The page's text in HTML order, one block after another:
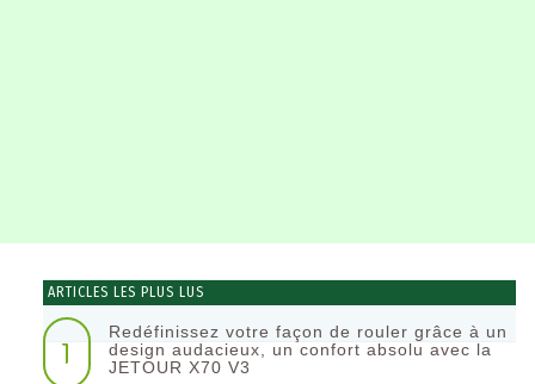
ARTICLES LES PLUS LUS
1
Redéfinissez votre façon de rouler grâce à un
design audacieux, un confort absolu avec la
JETOUR X70 V3